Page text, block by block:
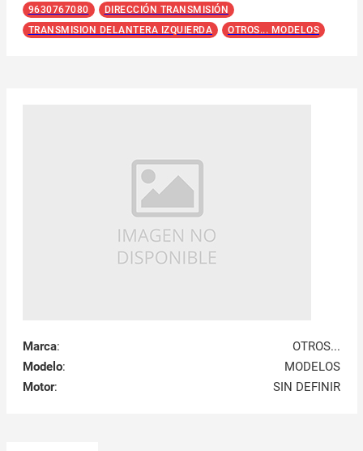
9630767080
DIRECCIÓN TRANSMISIÓN
TRANSMISION DELANTERA IZQUIERDA
OTROS... MODELOS
Marca:
OTROS...
Modelo:
MODELOS
Motor: SIN DEFINIR